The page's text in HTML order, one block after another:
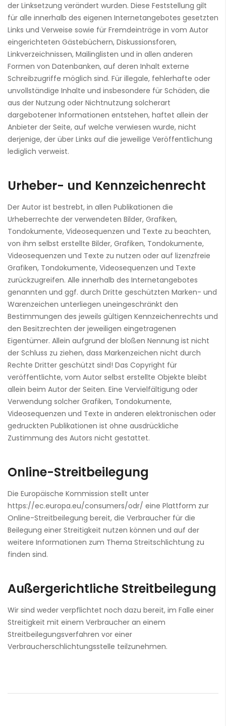
der Linksetzung verändert wurden. Diese Feststellung gilt
für alle innerhalb des eigenen Internetangebotes gesetzten
Links und Verweise sowie für Fremdeinträge in vom Autor
eingerichteten Gästebüchern, Diskussionsforen,
Linkverzeichnissen, Mailinglisten und in allen anderen
Formen von Datenbanken, auf deren Inhalt externe
Schreibzugriffe möglich sind. Für illegale, fehlerhafte oder
unvollständige Inhalte und insbesondere für Schäden, die
aus der Nutzung oder Nichtnutzung solcherart
dargebotener Informationen entstehen, haftet allein der
Anbieter der Seite, auf welche verwiesen wurde, nicht
derjenige, der über Links auf die jeweilige Veröffentlichung
lediglich verweist.
Urheber- und Kennzeichenrecht
Der Autor ist bestrebt, in allen Publikationen die
Urheberrechte der verwendeten Bilder, Grafiken,
Tondokumente, Videosequenzen und Texte zu beachten,
von ihm selbst erstellte Bilder, Grafiken, Tondokumente,
Videosequenzen und Texte zu nutzen oder auf lizenzfreie
Grafiken, Tondokumente, Videosequenzen und Texte
zurückzugreifen. Alle innerhalb des Internetangebotes
genannten und ggf. durch Dritte geschützten Marken- und
Warenzeichen unterliegen uneingeschränkt den
Bestimmungen des jeweils gültigen Kennzeichenrechts und
den Besitzrechten der jeweiligen eingetragenen
Eigentümer. Allein aufgrund der bloßen Nennung ist nicht
der Schluss zu ziehen, dass Markenzeichen nicht durch
Rechte Dritter geschützt sind! Das Copyright für
veröffentlichte, vom Autor selbst erstellte Objekte bleibt
allein beim Autor der Seiten. Eine Vervielfältigung oder
Verwendung solcher Grafiken, Tondokumente,
Videosequenzen und Texte in anderen elektronischen oder
gedruckten Publikationen ist ohne ausdrückliche
Zustimmung des Autors nicht gestattet.
Online-Streitbeilegung
Die Europäische Kommission stellt unter
https://ec.europa.eu/consumers/odr/ eine Plattform zur
Online-Streitbeilegung bereit, die Verbraucher für die
Beilegung einer Streitigkeit nutzen können und auf der
weitere Informationen zum Thema Streitschlichtung zu
finden sind.
Außergerichtliche Streitbeilegung
Wir sind weder verpflichtet noch dazu bereit, im Falle einer
Streitigkeit mit einem Verbraucher an einem
Streitbeilegungsverfahren vor einer
Verbraucherschlichtungsstelle teilzunehmen.